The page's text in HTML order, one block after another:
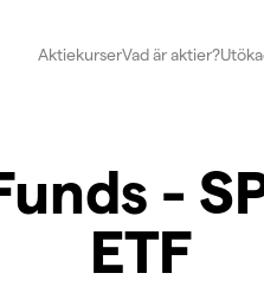
AktiekurserVad är aktier?
-
ETF